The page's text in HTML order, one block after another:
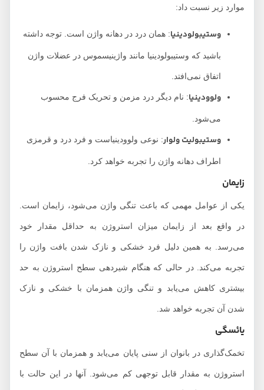
موارد زیر نسبت داد:
وستیبولودینیا: همان درد در دهانه واژن است. توجه داشته
باشید که وستیبولودینیا مانند واژینیسموس در عضلات واژن
اتفاق نمی‌افتد.
ولوودینیا: نام دیگر درد مزمن و تحریک فرج محسوب
می‌شود.
وستیبولیت ولوار : نوعی ولوودینیاست و فرد درد و قرمزی
اطراف دهانه واژن را تجربه خواهد کرد.
زایمان
یکی از عوامل مهمی که باعث تنگی واژن می‌شود، زایمان است.
در واقع بعد از زایمان میزان استروژن به حداقل مقدار خود
می‌رسد. به همین دلیل فرد خشکی و نازک شدن بافت واژن را
تجربه می‌کند. در حالی که هنگام شیردهی سطح استروژن به حد
بیشتری کاهش می‌یابد و تنگی واژن همزمان با خشکی و نازک
شدن آن تجربه خواهد شد.
یائسگی
تخمک‌گذاری در بانوان از سنی پایان می‌یابد و همزمان با آن سطح
استروژن به مقدار قابل توجهی کم می‌شود. آنها در این حالت با